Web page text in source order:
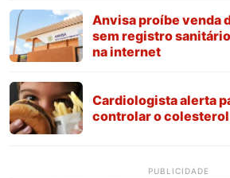
Anvisa proíbe venda
sem registro
na internet
Cardiologista alerta
controlar o
PUBLICIDADE